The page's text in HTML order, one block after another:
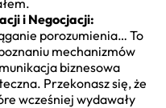
i Negocjacji:
porozumienia… To
mechanizmów
biznesowa
Przekonasz się, że
wcześniej wydawały